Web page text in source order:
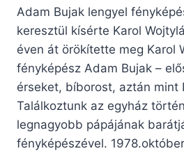
Adam Bujak lengyel
keresztül kísérte Karol
éven át örökítette meg Karol
fényképész Adam Bujak –
érseket, bíborost, aztán mint
Találkoztunk az egyház
legnagyobb pápájának
fényképészével.